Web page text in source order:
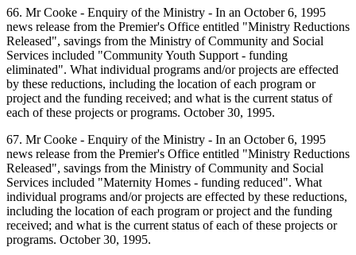
66. Mr Cooke - Enquiry of the Ministry - In an October 6, 1995
news release from the Premier's Office entitled "Ministry Reductions
Released", savings from the Ministry of Community and Social
Services included "Community Youth Support - funding
eliminated". What individual programs and/or projects are effected
by these reductions, including the location of each program or
project and the funding received; and what is the current status of
each of these projects or programs. October 30, 1995.
67. Mr Cooke - Enquiry of the Ministry - In an October 6, 1995
news release from the Premier's Office entitled "Ministry Reductions
Released", savings from the Ministry of Community and Social
Services included "Maternity Homes - funding reduced". What
individual programs and/or projects are effected by these reductions,
including the location of each program or project and the funding
received; and what is the current status of each of these projects or
programs. October 30, 1995.